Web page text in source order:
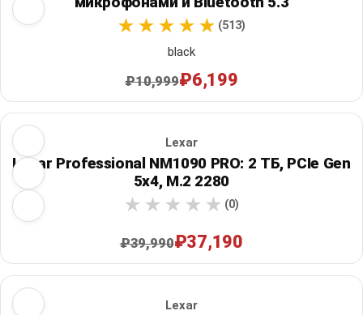
(513)
black
₽10,999₽6,199
Lexar
Lexar Professional NM1090 PRO: 2 ТБ, PCIe Gen
5x4, M.2 2280
(0)
₽39,990₽37,190
Lexar